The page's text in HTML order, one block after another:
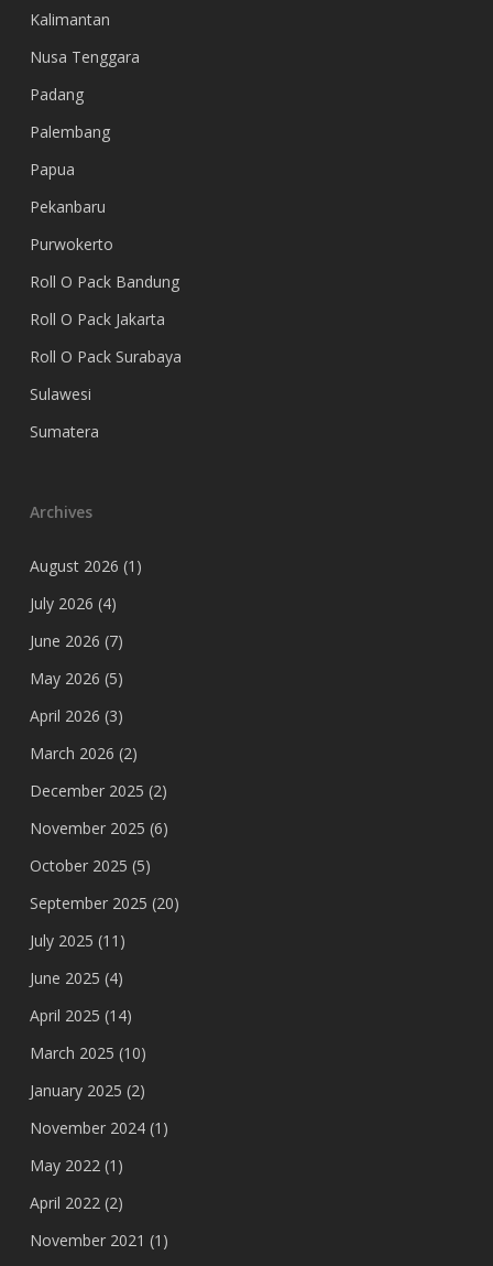
Kalimantan
Nusa Tenggara
Padang
Palembang
Papua
Pekanbaru
Purwokerto
Roll O Pack Bandung
Roll O Pack Jakarta
Roll O Pack Surabaya
Sulawesi
Sumatera
Archives
August 2026 (1)
July 2026 (4)
June 2026 (7)
May 2026 (5)
April 2026 (3)
March 2026 (2)
December 2025 (2)
November 2025 (6)
October 2025 (5)
September 2025 (20)
July 2025 (11)
June 2025 (4)
April 2025 (14)
March 2025 (10)
January 2025 (2)
November 2024(1)
May 2022(1)
April 2022(2)
November 2021 (1)